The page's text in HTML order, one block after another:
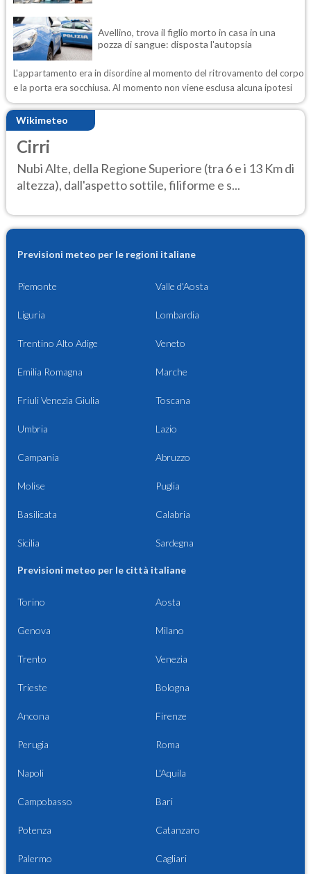
Avellino, trova il figlio morto in casa in una
pozza di sangue: disposta l'autopsia
L'appartamento era in disordine al momento del ritrovamento del corpo
e la porta era socchiusa. Al momento non viene esclusa alcuna ipotesi
Wikimeteo
Cirri
Nubi Alte, della Regione Superiore (tra 6 e i 13 Km di
altezza), dall'aspetto sottile, filiforme e s...
Previsioni meteo per le regioni italiane
Piemonte Valle d'Aosta
Liguria Lombardia
Trentino Alto Adige Veneto
Emilia Romagna Marche
Friuli Venezia Giulia Toscana
Umbria Lazio
Campania Abruzzo
Molise Puglia
Basilicata Calabria
Sicilia Sardegna
Previsioni meteo per le città italiane
Torino Aosta
Genova Milano
Trento Venezia
Trieste Bologna
Ancona Firenze
Perugia Roma
Napoli L'Aquila
Campobasso Bari
Potenza Catanzaro
Palermo Cagliari